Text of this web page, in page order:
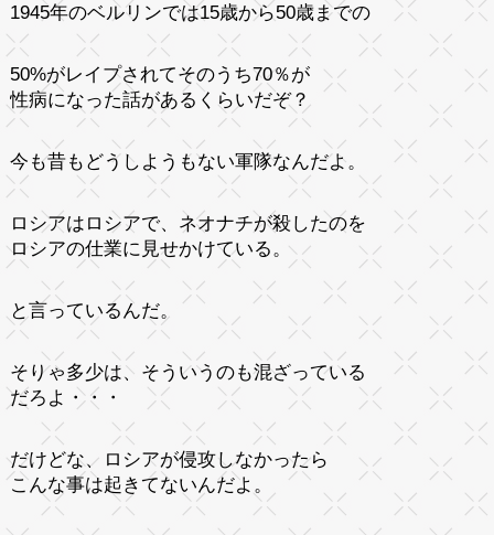
1945年のベルリンでは15歳から50歳までの
50%がレイプされてそのうち70％が
性病になった話があるくらいだぞ？
今も昔もどうしようもない軍隊なんだよ。
ロシアはロシアで、ネオナチが殺したのを
ロシアの仕業に見せかけている。
と言っているんだ。
そりゃ多少は、そういうのも混ざっている
だろよ・・・
だけどな、ロシアが侵攻しなかったら
こんな事は起きてないんだよ。